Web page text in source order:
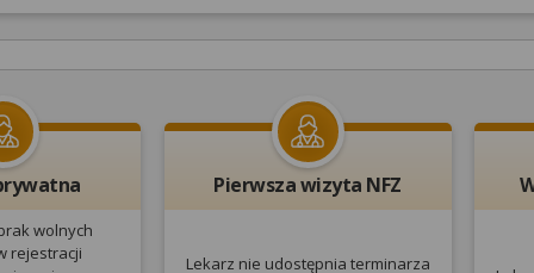
wolnych
rejestracji
Pierwsza wizyta NFZ
Lekarz nie udostępnia terminarza